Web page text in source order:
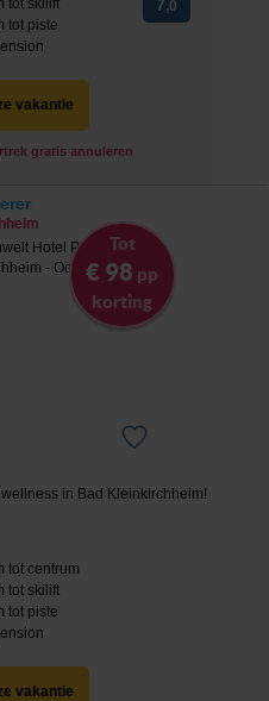
tot skilift
tot piste
7,0
vakantie
gratis annuleren
Tot
€ 98 pp
korting
in Bad Kleinkirchheim!
tot centrum
tot skilift
tot piste
vakantie